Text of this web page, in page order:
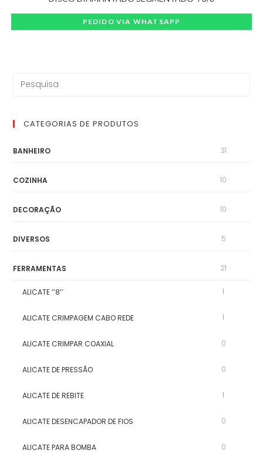
PEDIDO VIA WHATSAPP
CATEGORIAS DE PRODUTOS
BANHEIRO 31
COZINHA 10
DECORAÇÃO 10
DIVERSOS 5
FERRAMENTAS 21
ALICATE ‘’8‘’ 1
ALICATE CRIMPAGEM CABO REDE 1
ALICATE CRIMPAR COAXIAL 0
ALICATE DE PRESSÃO 0
ALICATE DE REBITE 1
ALICATE DESENCAPADOR DE FIOS 0
ALICATE PARA BOMBA 0